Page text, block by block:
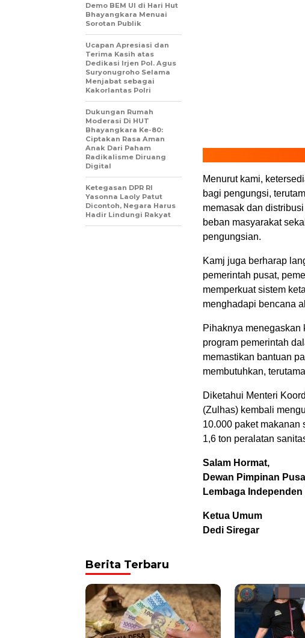
Menurut kami,
bagi pengungsi,
memasak dan
beban masyarakat
pengungsian.
Kamj juga berharap
pemerintah pusat,
memperkuat sistem
menghadapi bencana
Pihaknya menegaskan
program pemerintah
memastikan bantuan
membutuhkan,
Diketahui Menteri
(Zulhas) kembali
10.000 paket makanan
1,6 ton peralatan
Salam Hormat,
Dewan Pimpinan
Lembaga
Ketua Umum
Dedi Siregar
Demo BEM UI di Hari Hut
Bhayangkara Menuai
Sorotan Publik
Ucapan Apresiasi dan
Terima Kasih atas
Dedikasi Irjen Pol. Agus
Suryonugroho Selama
Menjabat sebagai
Kakorlantas Polri
Dukungan Rumah
Moderasi Di HUT
Bhayangkara Ke-80:
Ciptakan Rasa Aman
Anak Dari Paham
Radikalisme Diruang
Digital
Ketegasan DPR RI
Yasonna Laoly Patut
Dicontoh, Negara Harus
Hadir Lindungi Rakyat
Berita Terbaru